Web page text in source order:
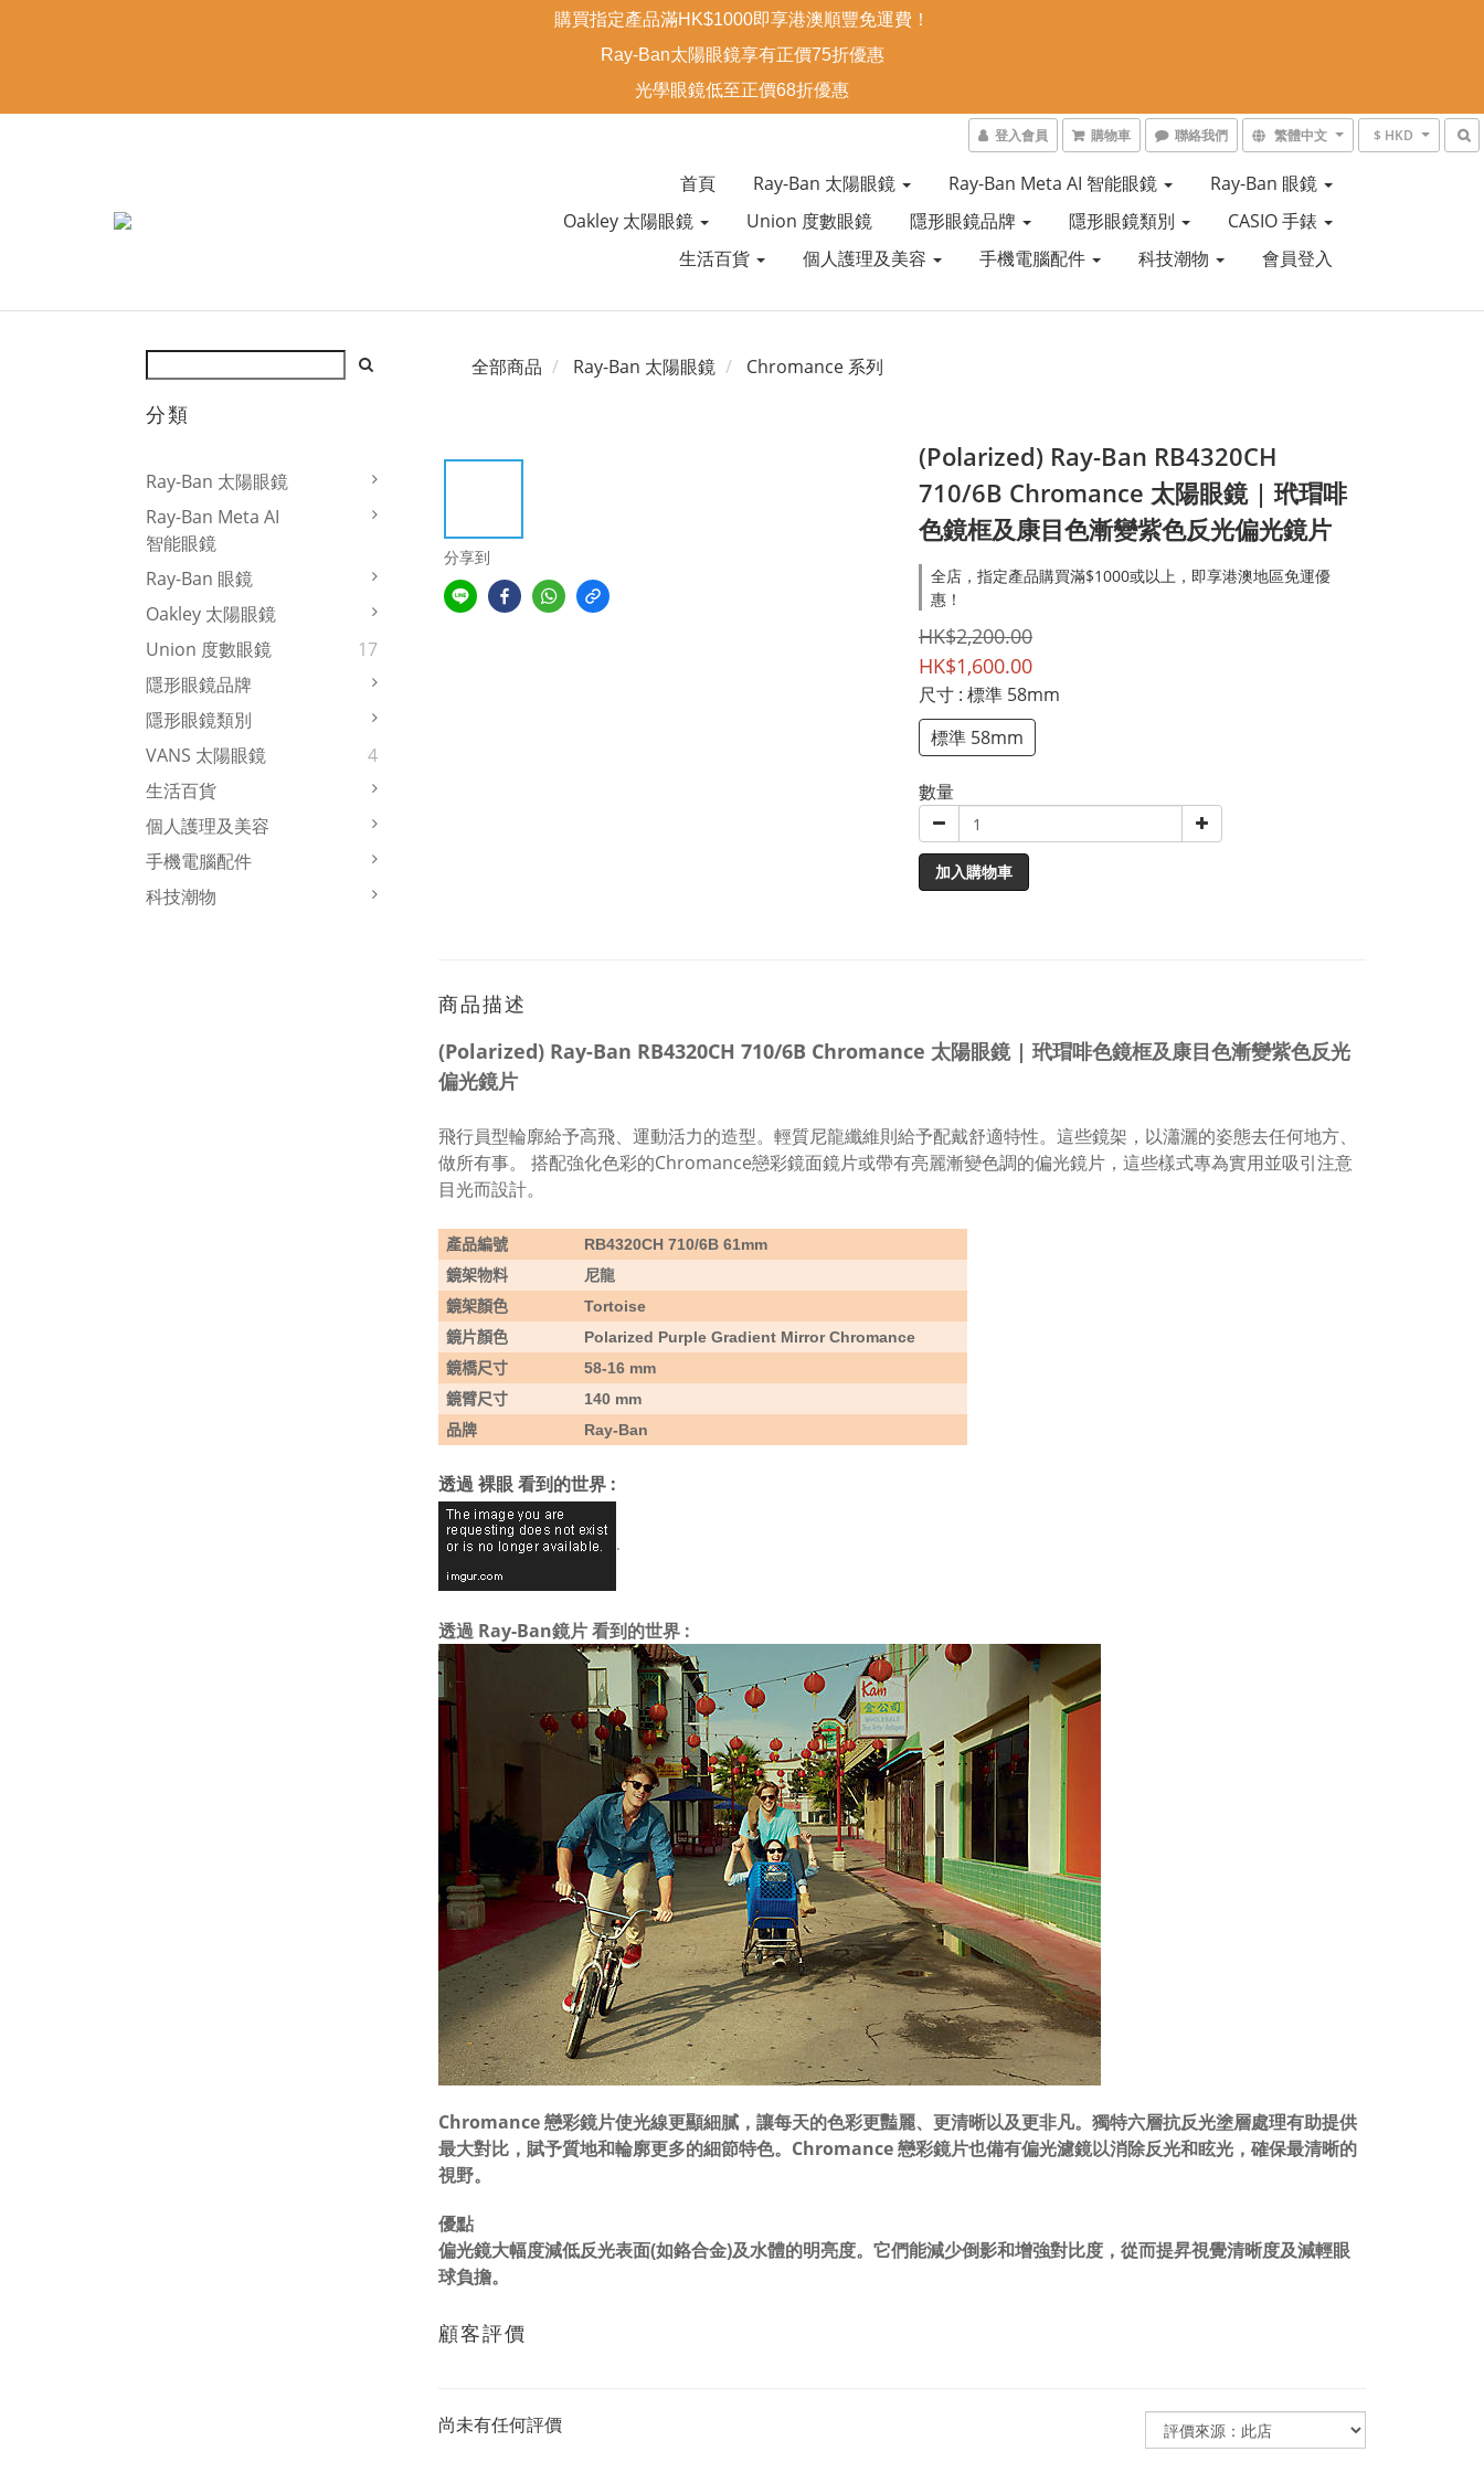
登入會員 購物車 聯絡我們 繁體中文 $ HKD
首頁 Ray-Ban 太陽眼鏡 Ray-Ban Meta AI 智能眼鏡
Ray-Ban 眼鏡
Oakley 太陽眼鏡
Union 度數眼鏡 隱形眼鏡品牌 隱形眼鏡類別
CASIO 手錶
生活百貨
個人護理及美容 手機電腦配件 科技潮物 會員登入
分類
Ray-Ban 太陽眼鏡
Ray-Ban Meta AI
智能眼鏡
Ray-Ban 眼鏡
Oakley 太陽眼鏡
Union 度數眼鏡
17
隱形眼鏡品牌
隱形眼鏡類別
VANS 太陽眼鏡
4
生活百貨
個人護理及美容
手機電腦配件
科技潮物
全部商品 Ray-Ban 太陽眼鏡 Chromance 系列
分享到
(Polarized) Ray-Ban RB4320CH
710/6B Chromance 太陽眼鏡 | 玳瑁啡
色鏡框及康目色漸變紫色反光偏光鏡片
全店，指定產品購買滿$1000或以上，即享港澳地區免運優
惠！
HK$2,200.00
HK$1,600.00
尺寸 : 標準 58mm
標準 58mm
數量
加入購物車
商品描述
(Polarized) Ray-Ban RB4320CH 710/6B Chromance 太陽眼鏡 | 玳瑁啡色鏡框及康目色漸變紫色反光
偏光鏡片
飛行員型輪廓給予高飛、運動活力的造型。輕質尼龍纖維則給予配戴舒適特性。這些鏡架，以瀟灑的姿態去任何地方、
做所有事。 搭配強化色彩的Chromance戀彩鏡面鏡片或帶有亮麗漸變色調的偏光鏡片，這些樣式專為實用並吸引注意
目光而設計。
產品編號
RB4320CH 710/6B 61mm
鏡架物料
尼龍
鏡架顏色
Tortoise
鏡片顏色
Polarized Purple Gradient Mirror Chromance
鏡橋尺寸
58-16 mm
鏡臂尺寸
140 mm
品牌
Ray-Ban
透過 裸眼 看到的世界 :
.
透過 Ray-Ban鏡片 看到的世界 :
Chromance 戀彩鏡片使光線更顯細膩，讓每天的色彩更豔麗、更清晰以及更非凡。獨特六層抗反光塗層處理有助提供
最大對比，賦予質地和輪廓更多的細節特色。Chromance 戀彩鏡片也備有偏光濾鏡以消除反光和眩光，確保最清晰的
視野。
優點
偏光鏡大幅度減低反光表面(如鉻合金)及水體的明亮度。它們能減少倒影和增強對比度，從而提昇視覺清晰度及減輕眼
球負擔。
顧客評價
尚未有任何評價
購買指定產品滿HK$1000即享港澳順豐免運費！
Ray-Ban太陽眼鏡享有正價75折優惠
光學眼鏡低至正價68折優惠